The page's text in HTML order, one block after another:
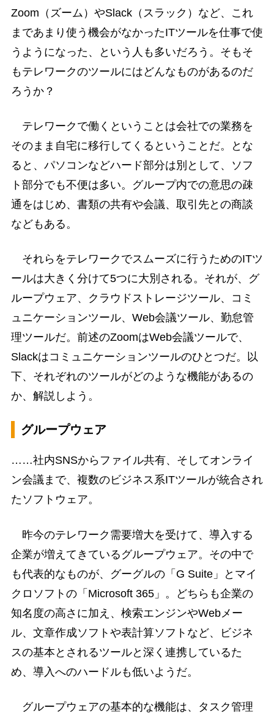
Zoom（ズーム）やSlack（スラック）など、これ
まであまり使う機会がなかったITツールを仕事で使
うようになった、という人も多いだろう。そもそ
もテレワークのツールにはどんなものがあるのだ
ろうか？
テレワークで働くということは会社での業務を
そのまま自宅に移行してくるということだ。とな
ると、パソコンなどハード部分は別として、ソフ
ト部分でも不便は多い。グループ内での意思の疎
通をはじめ、書類の共有や会議、取引先との商談
などもある。
それらをテレワークでスムーズに行うためのITツ
ールは大きく分けて5つに大別される。それが、グ
ループウェア、クラウドストレージツール、コミ
ュニケーションツール、Web会議ツール、勤怠管
理ツールだ。前述のZoomはWeb会議ツールで、
Slackはコミュニケーションツールのひとつだ。以
下、それぞれのツールがどのような機能があるの
か、解説しよう。
グループウェア
……社内SNSからファイル共有、そしてオンライ
ン会議まで、複数のビジネス系ITツールが統合され
たソフトウェア。
昨今のテレワーク需要増大を受けて、導入する
企業が増えてきているグループウェア。その中で
も代表的なものが、グーグルの「G Suite」とマイ
クロソフトの「Microsoft 365」。どちらも企業の
知名度の高さに加え、検索エンジンやWebメー
ル、文章作成ソフトや表計算ソフトなど、ビジネ
スの基本とされるツールと深く連携しているた
め、導入へのハードルも低いようだ。
グループウェアの基本的な機能は、タスク管理